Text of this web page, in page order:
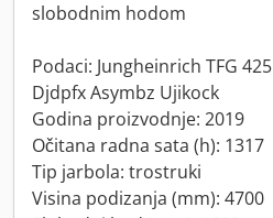
slobodnim hodom
Podaci: Jungheinrich TFG 425
Djdpfx Asymbz Ujikock
Godina proizvodnje: 2019
Očitana radna sata (h): 1317
Tip jarbola: trostruki
Visina podizanja (mm): 4700